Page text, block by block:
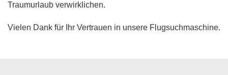
Traumurlaub verwirklichen.
Vielen Dank für Ihr Vertrauen in unsere Flugsuchmaschine.